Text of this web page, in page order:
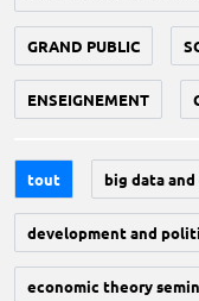
GRAND PUBLIC
ENSEIGNEMENT
tout big data
development and
economic theory